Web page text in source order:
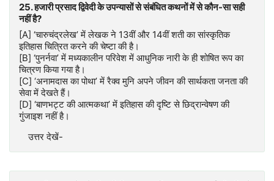
25. हजारी प्रसाद द्विवेदी के उपन्यासों से संबंधित कथनों में से कौन-सा सही
नहीं है?
[A] ‘चारुचंद्रलेख’ में लेखक ने 13वीं और 14वीं शती का सांस्कृतिक
इतिहास चित्रित करने की चेष्टा की है।
[B] ‘पुनर्नवा’ में मध्यकालीन परिवेश में आधुनिक नारी के ही शोषित रूप का
चित्रण किया गया है।
[C] ‘अनामदास का पोथा’ में रैक्व मुनि अपने जीवन की सार्थकता जनता की
सेवा में देखते हैं।
[D] ‘बाणभट्ट की आत्मकथा’ में इतिहास की दृष्टि से छिद्रान्वेषण की
गुंजाइश नहीं है।
उत्तर देखें-